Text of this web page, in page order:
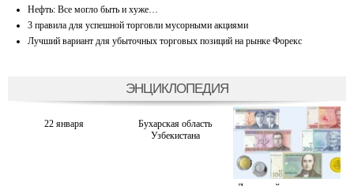
Нефть: Все могло быть и хуже…
3 правила для успешной торговли мусорными акциями
Лучший вариант для убыточных торговых позиций на рынке Форекс
ЭНЦИКЛОПЕДИЯ
22 января
Бухарская область
Узбекистана